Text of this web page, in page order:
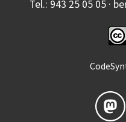
Tel.: 943 25 05 05 ·